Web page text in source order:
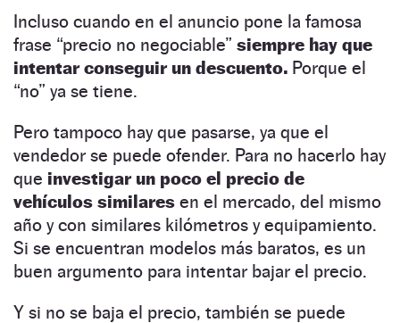
Incluso cuando en el anuncio pone la famosa
frase “precio no negociable” siempre hay que
intentar conseguir un descuento. Porque el
“no” ya se tiene.
Pero tampoco hay que pasarse, ya que el
vendedor se puede ofender. Para no hacerlo hay
que investigar un poco el precio de
vehículos similares en el mercado, del mismo
año y con similares kilómetros y equipamiento.
Si se encuentran modelos más baratos, es un
buen argumento para intentar bajar el precio.
Y si no se baja el precio, también se puede